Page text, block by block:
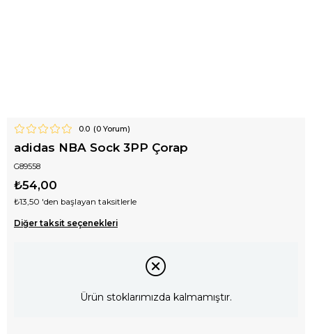
0.0 (0Yorum)
adidas NBA Sock 3PP Çorap
G89558
₺54,00
₺13,50 'den başlayan taksitlerle
Diğer taksit seçenekleri
Ürün stoklarımızda kalmamıştır.